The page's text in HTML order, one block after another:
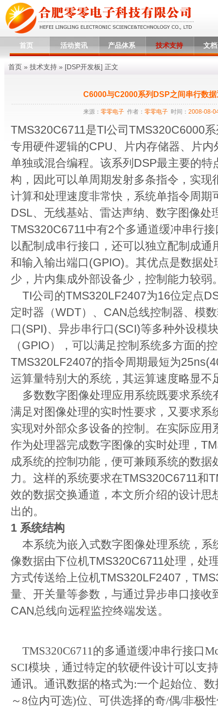
首页 活动资讯 产品体系 技术支持 文
首页 » 技术支持 » [DSP开发板] 正文
C6000与C2000系列DSP之间串行数
来源： 零零电子 作者： 零零电子 时间： 2008-08-
TMS320C6711是TI公司TMS320C6000
专用硬件逻辑的CPU、片内存储器、片
单独或混合编程。该系列DSP最主要的特
构，因此可以单周期发射多条指令，实现
计算和处理速度非常快，系统单指令周期
DSL、无线基站、雷达声纳、数字图像处
TMS320C6711中有2个多通道缓冲串行
以配制成串行接口，还可以独立配制成
和输入输出端口(GPIO)。其优点是数据
少，片内集成外部设备少，控制能力较弱
TI公司的TMS320LF2407为16位定点
定时器（WDT）、CAN总线控制器、模
口(SPI)、异步串行口(SCI)等多种外设模
（GPIO），可以满足控制系统多方面的
TMS320LF2407的指令周期最短为
运算量特别大的系统，其运算速度略显不
多数数字图像处理应用系统既要求系统
满足对图像处理的实时性要求，又要求系
实现对外部众多设备的控制。在实际应用
作为处理器完成数字图像的实时处理，
成系统的控制功能，便可兼顾系统的数据
力。这样的系统要求在TMS320C6711和
效的数据交换通道，本文所介绍的设计思
出的。
1 系统结构
本系统为嵌入式数字图像处理系统，系
像数据由下位机TMS320C6711处理，处
方式传送给上位机TMS320LF2407，
量、开关量等参数，与通过异步串口接收
CAN总线向远程监控终端发送。
TMS320C6711的多通道缓冲串行接口
SCI模块，通过特定的软硬件设计可以支
通讯。通讯数据的格式为:一个起始位、
～8位内可选)位、可供选择的奇/偶/非极